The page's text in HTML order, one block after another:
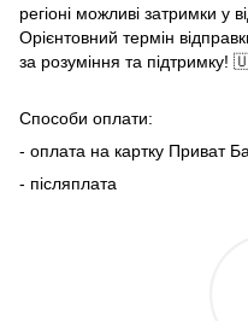
регіоні можливі затримки у
Орієнтовний термін
за розуміння та підтримку!
Способи оплати:
- оплата на картку Приват
- післяплата